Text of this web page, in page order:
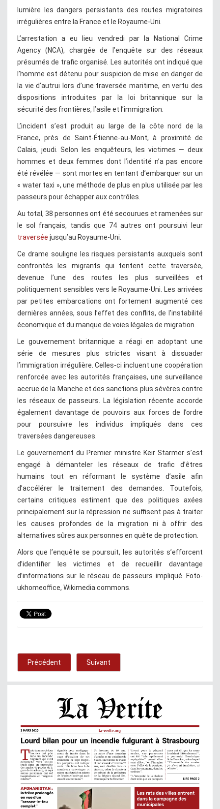
lumière les dangers persistants des routes migratoires
irrégulières entre la France et le Royaume-Uni.
L’arrestation a eu lieu vendredi par la National Crime
Agency (NCA), chargée de l’enquête sur des réseaux
présumés de trafic organisé. Les autorités ont indiqué que
l’homme est détenu pour suspicion de mise en danger de
la vie d’autrui lors d’une traversée maritime, en vertu des
dispositions introduites par la loi britannique sur la
sécurité des frontières, l’asile et l’immigration.
L’incident s’est produit au large de la côte nord de la
France, près de Saint-Étienne-au-Mont, à proximité de
Calais, jeudi. Selon les enquêteurs, les victimes — deux
hommes et deux femmes dont l’identité n’a pas encore
été révélée — sont mortes en tentant d’embarquer sur un
« water taxi », une méthode de plus en plus utilisée par les
passeurs pour échapper aux contrôles.
Au total, 38 personnes ont été secourues et ramenées sur
le sol français, tandis que 74 autres ont poursuivi leur
traversée jusqu’au Royaume-Uni.
Ce drame souligne les risques persistants auxquels sont
confrontés les migrants qui tentent cette traversée,
devenue l’une des routes les plus surveillées et
politiquement sensibles vers le Royaume-Uni. Les arrivées
par petites embarcations ont fortement augmenté ces
dernières années, sous l’effet des conflits, de l’instabilité
économique et du manque de voies légales de migration.
Le gouvernement britannique a réagi en adoptant une
série de mesures plus strictes visant à dissuader
l’immigration irrégulière. Celles-ci incluent une coopération
renforcée avec les autorités françaises, une surveillance
accrue de la Manche et des sanctions plus sévères contre
les réseaux de passeurs. La législation récente accorde
également davantage de pouvoirs aux forces de l’ordre
pour poursuivre les individus impliqués dans ces
traversées dangereuses.
Le gouvernement du Premier ministre Keir Starmer s’est
engagé à démanteler les réseaux de trafic d’êtres
humains tout en réformant le système d’asile afin
d’accélérer le traitement des demandes. Toutefois,
certains critiques estiment que des politiques axées
principalement sur la répression ne suffisent pas à traiter
les causes profondes de la migration ni à offrir des
alternatives sûres aux personnes en quête de protection.
Alors que l’enquête se poursuit, les autorités s’efforcent
d’identifier les victimes et de recueillir davantage
d’informations sur le réseau de passeurs impliqué. Foto-
ukhomeoffice, Wikimedia commons.
Précédent Suivant